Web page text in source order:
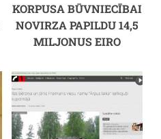
KORPUSA BŪVNIECĪBAI
NOVIRZA PAPILDU 14,5
MILJONUS EIRO